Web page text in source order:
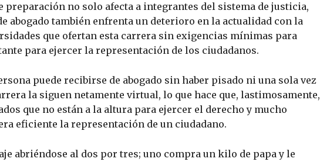
preparación no solo afecta a integrantes del sistema de justicia,
abogado también enfrenta un deterioro en la actualidad con la
que ofertan esta carrera sin exigencias mínimas para
para ejercer la representación de los ciudadanos.
puede recibirse de abogado sin haber pisado ni una sola vez
la siguen netamente virtual, lo que hace que, lastimosamente,
que no están a la altura para ejercer el derecho y mucho
eficiente la representación de un ciudadano.
abriéndose al dos por tres; uno compra un kilo de papa y le